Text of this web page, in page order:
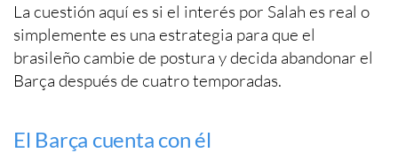
La cuestión aquí es si el interés por Salah es real o
simplemente es una estrategia para que el
brasileño cambie de postura y decida abandonar el
Barça después de cuatro temporadas.
El Barça cuenta con él